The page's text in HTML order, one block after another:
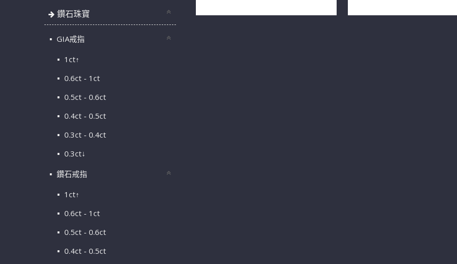
鑽石珠寶
GIA戒指
1ct↑
0.6ct - 1ct
0.5ct - 0.6ct
0.4ct - 0.5ct
0.3ct - 0.4ct
0.3ct↓
鑽石戒指
1ct↑
0.6ct - 1ct
0.5ct - 0.6ct
0.4ct - 0.5ct